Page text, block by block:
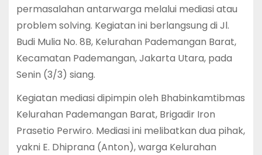
permasalahan antarwarga melalui mediasi atau
problem solving. Kegiatan ini berlangsung di Jl.
Budi Mulia No. 8B, Kelurahan Pademangan Barat,
Kecamatan Pademangan, Jakarta Utara, pada
Senin (3/3) siang.
Kegiatan mediasi dipimpin oleh Bhabinkamtibmas
Kelurahan Pademangan Barat, Brigadir Iron
Prasetio Perwiro. Mediasi ini melibatkan dua pihak,
yakni E. Dhiprana (Anton), warga Kelurahan